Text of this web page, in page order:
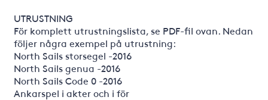
UTRUSTNING
För komplett utrustningslista, se PDF-fil ovan. Nedan
följer några exempel på utrustning:
North Sails storsegel -2016
North Sails genua -2016
North Sails Code 0 -2016
Ankarspel i akter och i för